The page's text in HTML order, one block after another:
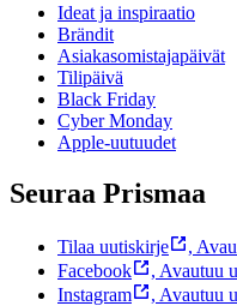
Ideat ja inspiraatio
Brändit
Asiakasomistajapäivät
Tilipäivä
Black Friday
Cyber Monday
Apple-uutuudet
Seuraa Prismaa
Tilaa uutiskirje ,
Facebook
, Avautuu
Instagram
, Avautuu